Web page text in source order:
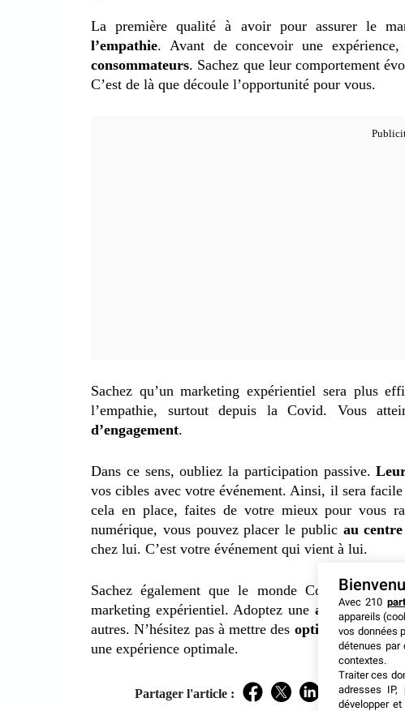
La première qualité à avoir pour assurer le
l’empathie. Avant de concevoir une expérience,
consommateurs. Sachez que leur comportement
C’est de là que découle l’opportunité pour vous.
Sachez qu’un marketing expérientiel sera plus
l’empathie, surtout depuis la Covid. Vous
d’engagement.
Dans ce sens, oubliez la participation passive.
vos cibles avec votre événement. Ainsi, il sera
cela en place, faites de votre mieux pour vous
numérique, vous pouvez placer le public au
chez lui. C’est votre événement qui vient à lui.
Sachez également que le monde Covid requiert
marketing expérientiel. Adoptez une approche à
autres. N’hésitez pas à mettre des options de
une expérience optimale.
Partager l'article : Facebook
TwitterLinkedIn
Avec 210
appareils
vos données
détenues par
contextes.
Traiter ces
adresses IP,
développer